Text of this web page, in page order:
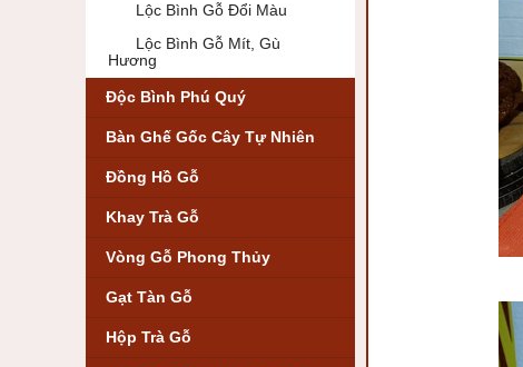
Lộc Bình Gỗ Đổi Màu
Lộc Bình Gỗ Mít, Gù
Hương
Độc Bình Phú Quý
Bàn Ghế Gốc Cây Tự Nhiên
Đồng Hồ Gỗ
Khay Trà Gỗ
Vòng Gỗ Phong Thủy
Gạt Tàn Gỗ
Hộp Trà Gỗ